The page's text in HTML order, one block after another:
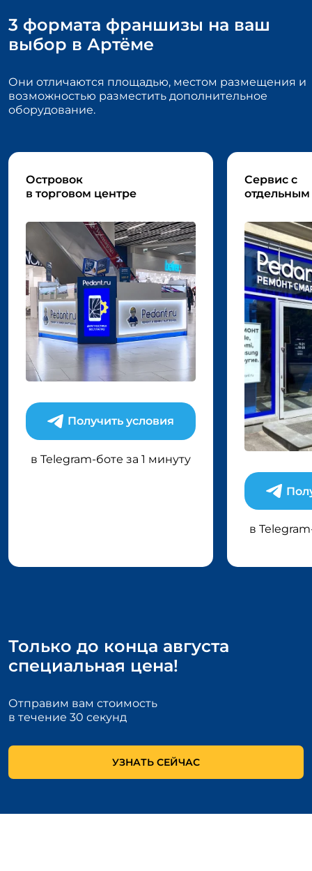
3 формата франшизы на ваш
выбор в Артёме
Они отличаются площадью, местом размещения и
возможностью разместить дополнительное
оборудование.
Островок
в торговом центре
Получить условия
в Telegram-боте за 1 минуту
Сервис с
в
Только до конца августа
специальная цена!
Отправим вам стоимость
в течение 30 секунд
УЗНАТЬ СЕЙЧАС